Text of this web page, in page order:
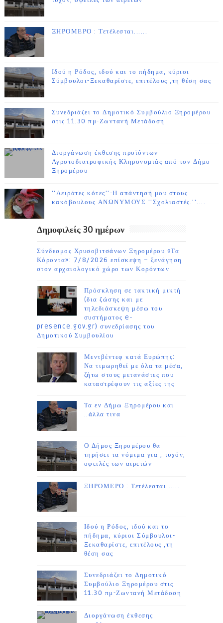
ΞΗΡΟΜΕΡΟ : Τετέλεσται......
Ιδού η Ρόδος, ιδού και το πήδημα, κύριοι
Σύμβουλοι-Ξεκαθαρίστε, επιτέλους ,τη θέση σας
Συνεδριάζει το Δημοτικό Συμβούλιο Ξηρομέρου
στις 11.30 πμ-Ζωντανή Μετάδοση
Διοργάνωση έκθεσης προϊόντων
Αγροτοδιατροφικής Κληρονομιάς από τον Δήμο
Ξηρομέρου
''Λειράτες κότες''-Η απάντησή μου στους
κακόβουλους ΑΝΩΝΥΜΟΥΣ ''Σχολιαστές.''....
Δημοφιλείς 30 ημέρων
Σύνδεσμος Χρυσοβιτσάνων Ξηρομέρου «Τα
Κόροντα»: 7/8/2026 επίσκεψη – ξενάγηση
στον αρχαιολογικό χώρο των Κορόντων
Πρόσκληση σε τακτική μικτή
(δια ζώσης και με
τηλεδιάσκεψη μέσω του
συστήματος e-
presence.gov.gr) συνεδρίασης του
Δημοτικού Συμβουλίου
Μεντβέντεφ κατά Ευρώπης:
Να τιμωρηθεί με όλα τα μέσα,
ζήτω στους μετανάστες που
καταστρέφουν τις αξίες της
Τα εν Δήμω Ξηρομέρου και
..άλλα τινα
Ο Δήμος Ξηρομέρου θα
τηρήσει τα νόμιμα για , τυχόν,
οφειλές των αιρετών
ΞΗΡΟΜΕΡΟ : Τετέλεσται......
Ιδού η Ρόδος, ιδού και το
πήδημα, κύριοι Σύμβουλοι-
Ξεκαθαρίστε, επιτέλους ,τη
θέση σας
Συνεδριάζει το Δημοτικό
Συμβούλιο Ξηρομέρου στις
11.30 πμ-Ζωντανή Μετάδοση
Διοργάνωση έκθεσης